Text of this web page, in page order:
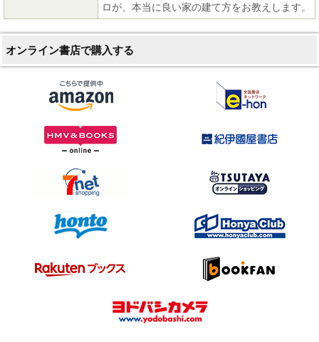
ロが、本当に良い家の建て方をお教えします。
オンライン書店で購入する